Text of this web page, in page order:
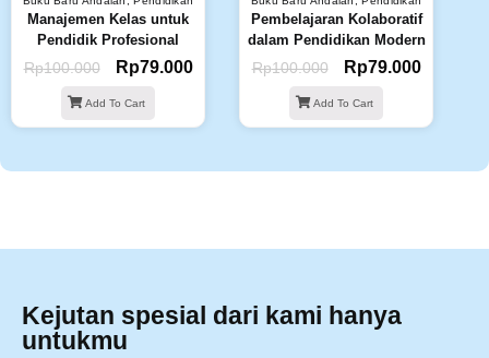
Manajemen Kelas untuk
Pendidik Profesional
Rp100.000 Rp79.000
Add To Cart
Pembelajaran Kolaboratif
dalam Pendidikan Modern
Rp100.000 Rp79.000
Add To Cart
Kejutan spesial dari kami hanya
untukmu